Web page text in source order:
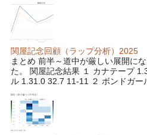
関屋記念回顧（ラップ分析）2025
まとめ 前半～道中が厳しい展開に
た。 関屋記念結果 １ カナテープ
ル 1.31.0 32.7 11-11 ２ ボンドガ